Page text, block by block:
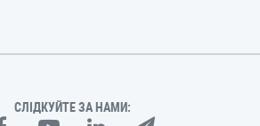
СЛІДКУЙТЕ ЗА НАМИ: